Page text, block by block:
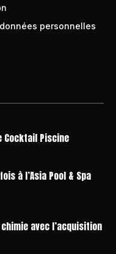
personnelles
Cocktail Piscine
à l’Asia Pool & Spa
avec l’acquisition